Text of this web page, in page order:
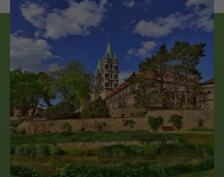
(c) Vereinigte Domstifter, Falko Matte